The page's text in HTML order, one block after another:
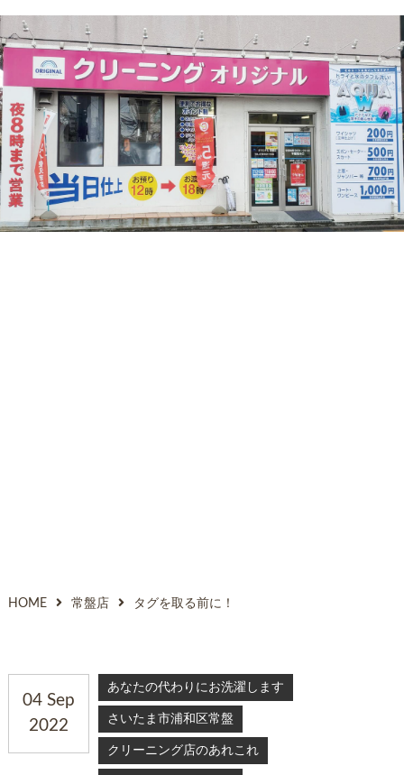
HOME 常盤店 タグを取る前に！
04 Sep
2022
あなたの代わりにお洗濯します
さいたま市浦和区常盤
クリーニング店のあれこれ